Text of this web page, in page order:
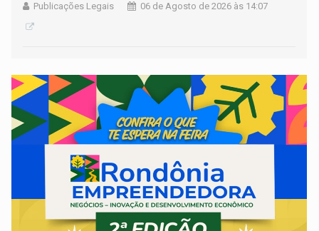
Publicações Legais 06 de Agosto de 2026 às 14:07